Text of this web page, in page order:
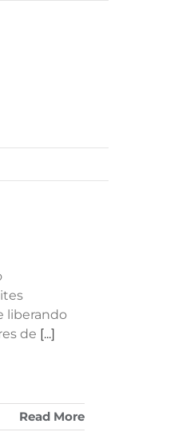
liberando
de [...]
Read More